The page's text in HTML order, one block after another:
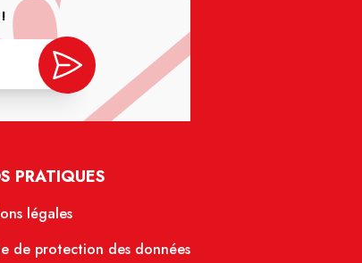
PRATIQUES
légales
de protection des données